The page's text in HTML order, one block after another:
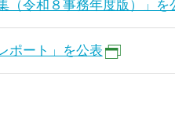
（令和８事務年度版）」を
ポート」を公表